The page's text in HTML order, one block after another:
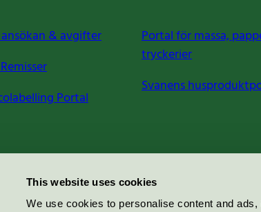
This website uses cookies
We use cookies to personalise content and
& avgifter
Portal
Portal för massa,
tryckerier
Svanens
AB